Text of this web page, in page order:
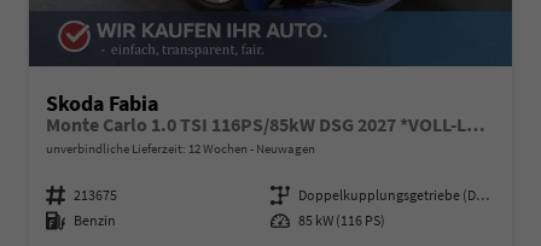
Skoda Fabia
Monte Carlo 1.0 TSI 116PS/85kW DSG 2027 *VOLL-LED+Sportsitze*
unverbindliche Lieferzeit: 12 Wochen Neuwagen
Fahrzeugnummer 213675 Getriebe
Doppelkupplungsgetriebe (DSG)
Kraftstoff Benzin Leistung 85 kW (116 PS)